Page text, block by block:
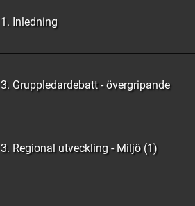
1. Inledning
3. Gruppledardebatt - övergripande
3. Regional utveckling - Miljö (1)